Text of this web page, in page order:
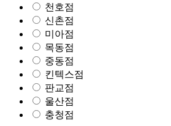
천호점
신촌점
미아점
목동점
중동점
킨텍스점
판교점
울산점
충청점